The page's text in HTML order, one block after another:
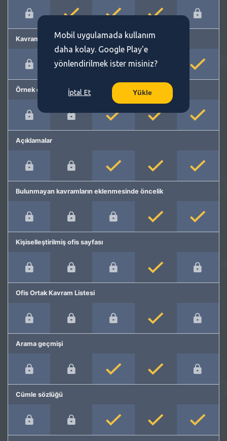
Kavram önerme
Örnek cümleler
Açıklamalar
Bulunmayan kavramların eklenmesinde öncelik
Kişiselleştirilmiş ofis sayfası
Ofis Ortak Kavram Listesi
Arama geçmişi
Cümle sözlüğü
Mobil uygulamada kullanım
daha kolay. Google Play'e
yönlendirilmek ister misiniz?
İptal Et Yükle